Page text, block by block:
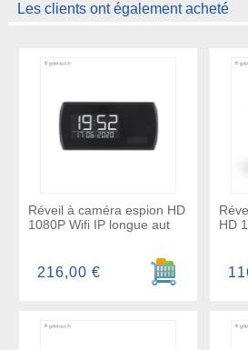
Les clients ont également acheté
Réveil à caméra espion HD
1080P Wifi IP longue aut
Ajouter au
216,00 €
HD